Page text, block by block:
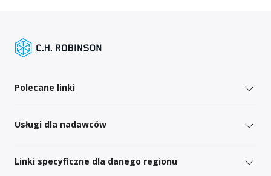
Polecane linki
Usługi dla nadawców
Linki specyficzne dla danego regionu